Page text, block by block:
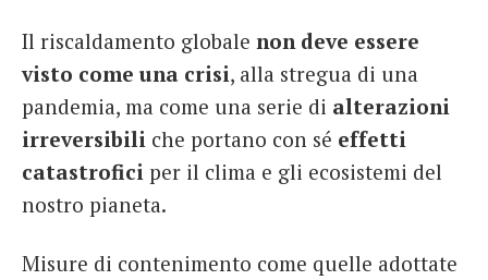
Il riscaldamento globale non deve essere
visto come una crisi, alla stregua di una
pandemia, ma come una serie di alterazioni
irreversibili che portano con sé effetti
catastrofici per il clima e gli ecosistemi del
nostro pianeta.
Misure di contenimento come quelle adottate